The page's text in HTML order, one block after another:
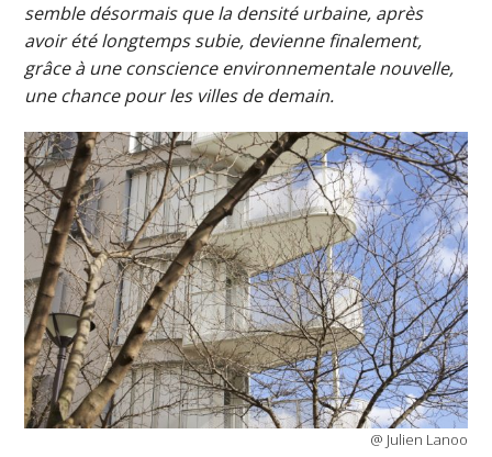
semble désormais que la densité urbaine, après
avoir été longtemps subie, devienne finalement,
grâce à une conscience environnementale nouvelle,
une chance pour les villes de demain.
@ Julien Lanoo